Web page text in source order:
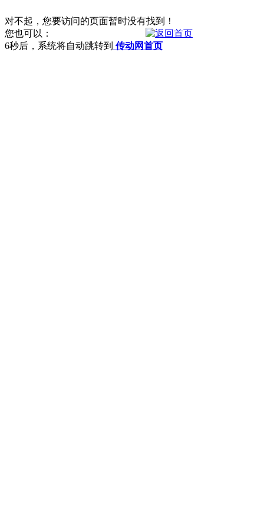
对不起，您要访问的页面暂时没有找到！
您也可以：
6秒后，系统将自动跳转到 传动网首页